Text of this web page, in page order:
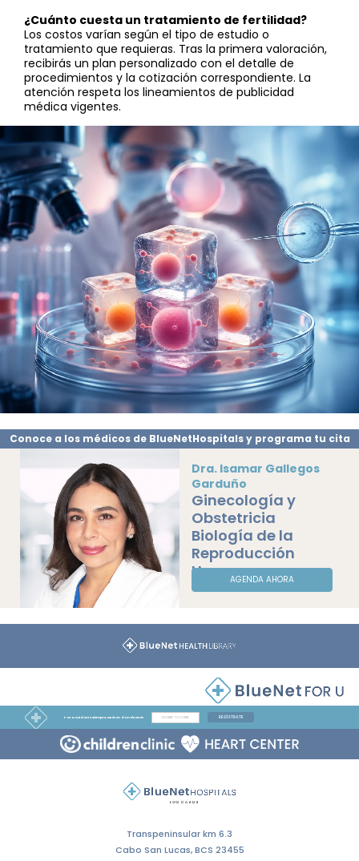
¿Cuánto cuesta un tratamiento de fertilidad?
Los costos varían según el tipo de estudio o
tratamiento que requieras. Tras la primera valoración,
recibirás un plan personalizado con el detalle de
procedimientos y la cotización correspondiente. La
atención respeta los lineamientos de publicidad
médica vigentes.
Conoce a los médicos de BlueNetHospitals y programa tu cita
Dra. Isamar Gallegos
Garduño
Ginecología y
Obstetricia
Biología de la
Reproducción
HumanaAGENDA AHORA
Para cuidarte siempre, estés en donde estés REGÍSTRATE
Transpeninsular km 6.3
Cabo San Lucas, BCS 23455